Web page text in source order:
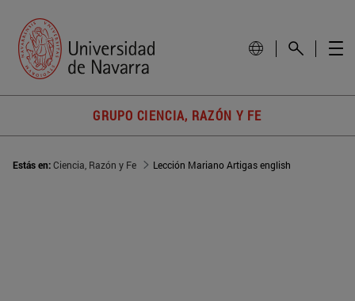
GRUPO CIENCIA, RAZÓN Y FE
Estás en:Ciencia, Razón y Fe Lección Mariano Artigas english